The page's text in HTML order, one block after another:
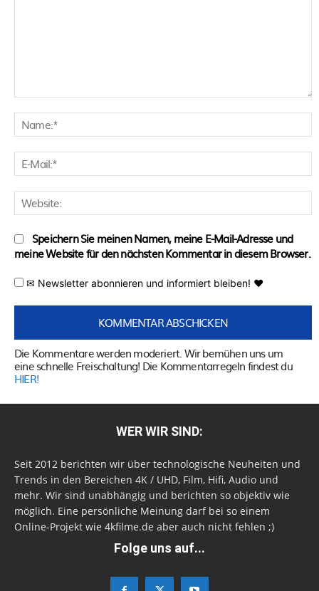
Speichern Sie meinen Namen, meine E-Mail-Adresse und
meine Website für den nächsten Kommentar in diesem Browser.
✉ Newsletter abonnieren und informiert bleiben! ♥
Die Kommentare werden moderiert. Wir bemühen uns um
eine schnelle Freischaltung! Die Kommentarregeln findest du
HIER!
WER WIR SIND:
Seit 2012 berichten wir über technologische Neuheiten und
Trends in den Bereichen 4K / UHD, Film, Hifi, Audio und
mehr. Wir sind unabhängig und berichten so objektiv wie
möglich. Eine persönliche Meinung darf bei so einem
Online-Projekt wie 4kfilme.de aber auch nicht fehlen ;)
Folge uns auf...